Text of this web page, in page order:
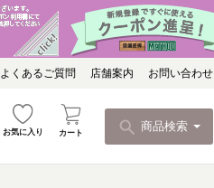
よくあるご質問 店舗案内 お問い合わせ
お気に入り カート 商品検索